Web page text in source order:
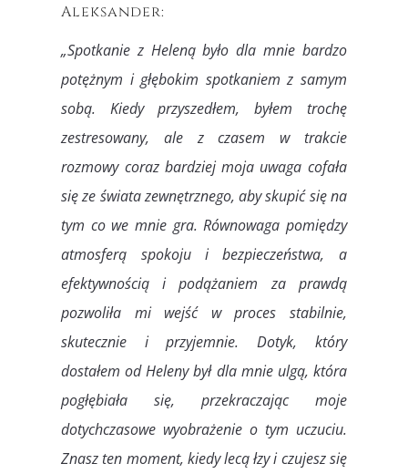
Aleksander:
„Spotkanie z Heleną było dla mnie bardzo
potężnym i głębokim spotkaniem z samym
sobą. Kiedy przyszedłem, byłem trochę
zestresowany, ale z czasem w trakcie
rozmowy coraz bardziej moja uwaga cofała
się ze świata zewnętrznego, aby skupić się na
tym co we mnie gra. Równowaga pomiędzy
atmosferą spokoju i bezpieczeństwa, a
efektywnością i podążaniem za prawdą
pozwoliła mi wejść w proces stabilnie,
skutecznie i przyjemnie. Dotyk, który
dostałem od Heleny był dla mnie ulgą, która
pogłębiała się, przekraczając moje
dotychczasowe wyobrażenie o tym uczuciu.
Znasz ten moment, kiedy lecą łzy i czujesz się